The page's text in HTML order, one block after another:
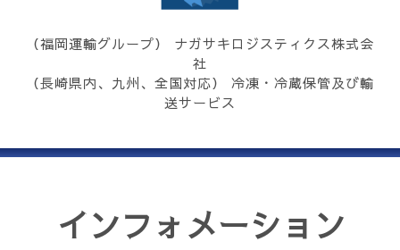
（福岡運輸グループ） ナガサキロジスティクス株式会
社
（長崎県内、九州、全国対応） 冷凍・冷蔵保管及び輸
送サービス
インフォメーション